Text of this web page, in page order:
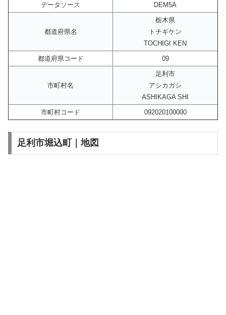
データソース
DEM5A
都道府県名
栃木県
トチギケン
TOCHIGI KEN
都道府県コード
09
市町村名
足利市
アシカガシ
ASHIKAGA SHI
市町村コード
092020100000
足利市堀込町｜地図